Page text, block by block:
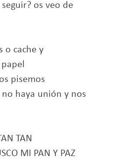
os veo de
o cache y
pisemos
no haya unión y nos
TAN
MI PAN Y PAZ